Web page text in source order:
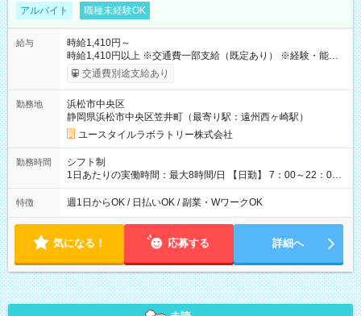
アルバイト 職種未経験OK
給与
時給1,410円～
時給1,410円以上 ※交通費一部支給（既定あり） ※経験・能力を
考慮して決定します 【収入例】 週1回勤務の場合：1,410円×8時
間×4回=4万5,120円 週3回勤務の場合：1,410円×8時間×12回
5,600円 【試用期間】試用期間あり 試用期間の長さ：2ヶ月
※ 雇用形態と給与に、本採用時と異なる部分があります。 雇用
形態：本採用時と同じです。 給与：時給 1,100円以上
交通費別途支給あり
勤務地
浜松市中央区
静岡県浜松市中央区笠井町（最寄り駅：遠州西ヶ崎駅）
ユースタイルラボラトリー株式会社
勤務時間
シフト制
1日あたりの実働時間：最大8時間/日 【日勤】 7：00～22：00
の間で8時間勤務（休憩時間は法定通り） ※週1日～OK ／ 夜勤
なし ＊＊ 勤務時間例 ＊＊ ■8時から17時 ■9時から18時 ■10
定（毎週同じ曜日勤務）
特徴 週1日からOK / 日払いOK / 副業・WワークOK
気になる！ 応募する 詳細へ